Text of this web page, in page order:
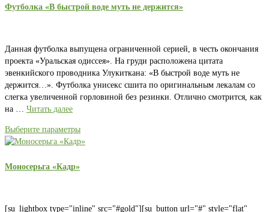
1350 ₽.
Футболка «В быстрой воде муть не держится»
Данная футболка выпущена ограниченной серией, в честь окончания
проекта «Уральская одиссея». На груди расположена цитата
эвенкийского проводника Улукиткана: «В быстрой воде муть не
держится…». Футболка унисекс сшита по оригинальным лекалам со
слегка увеличенной горловиной без резинки. Отлично смотрится, как
на … Читать далее
Выберите параметры
Моносерьга «Кадр»
[su_lightbox type="inline" src="#gold"][su_button url="#" style="flat"